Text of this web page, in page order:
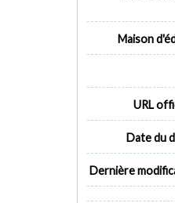
Maison
URL
Date du
Dernière